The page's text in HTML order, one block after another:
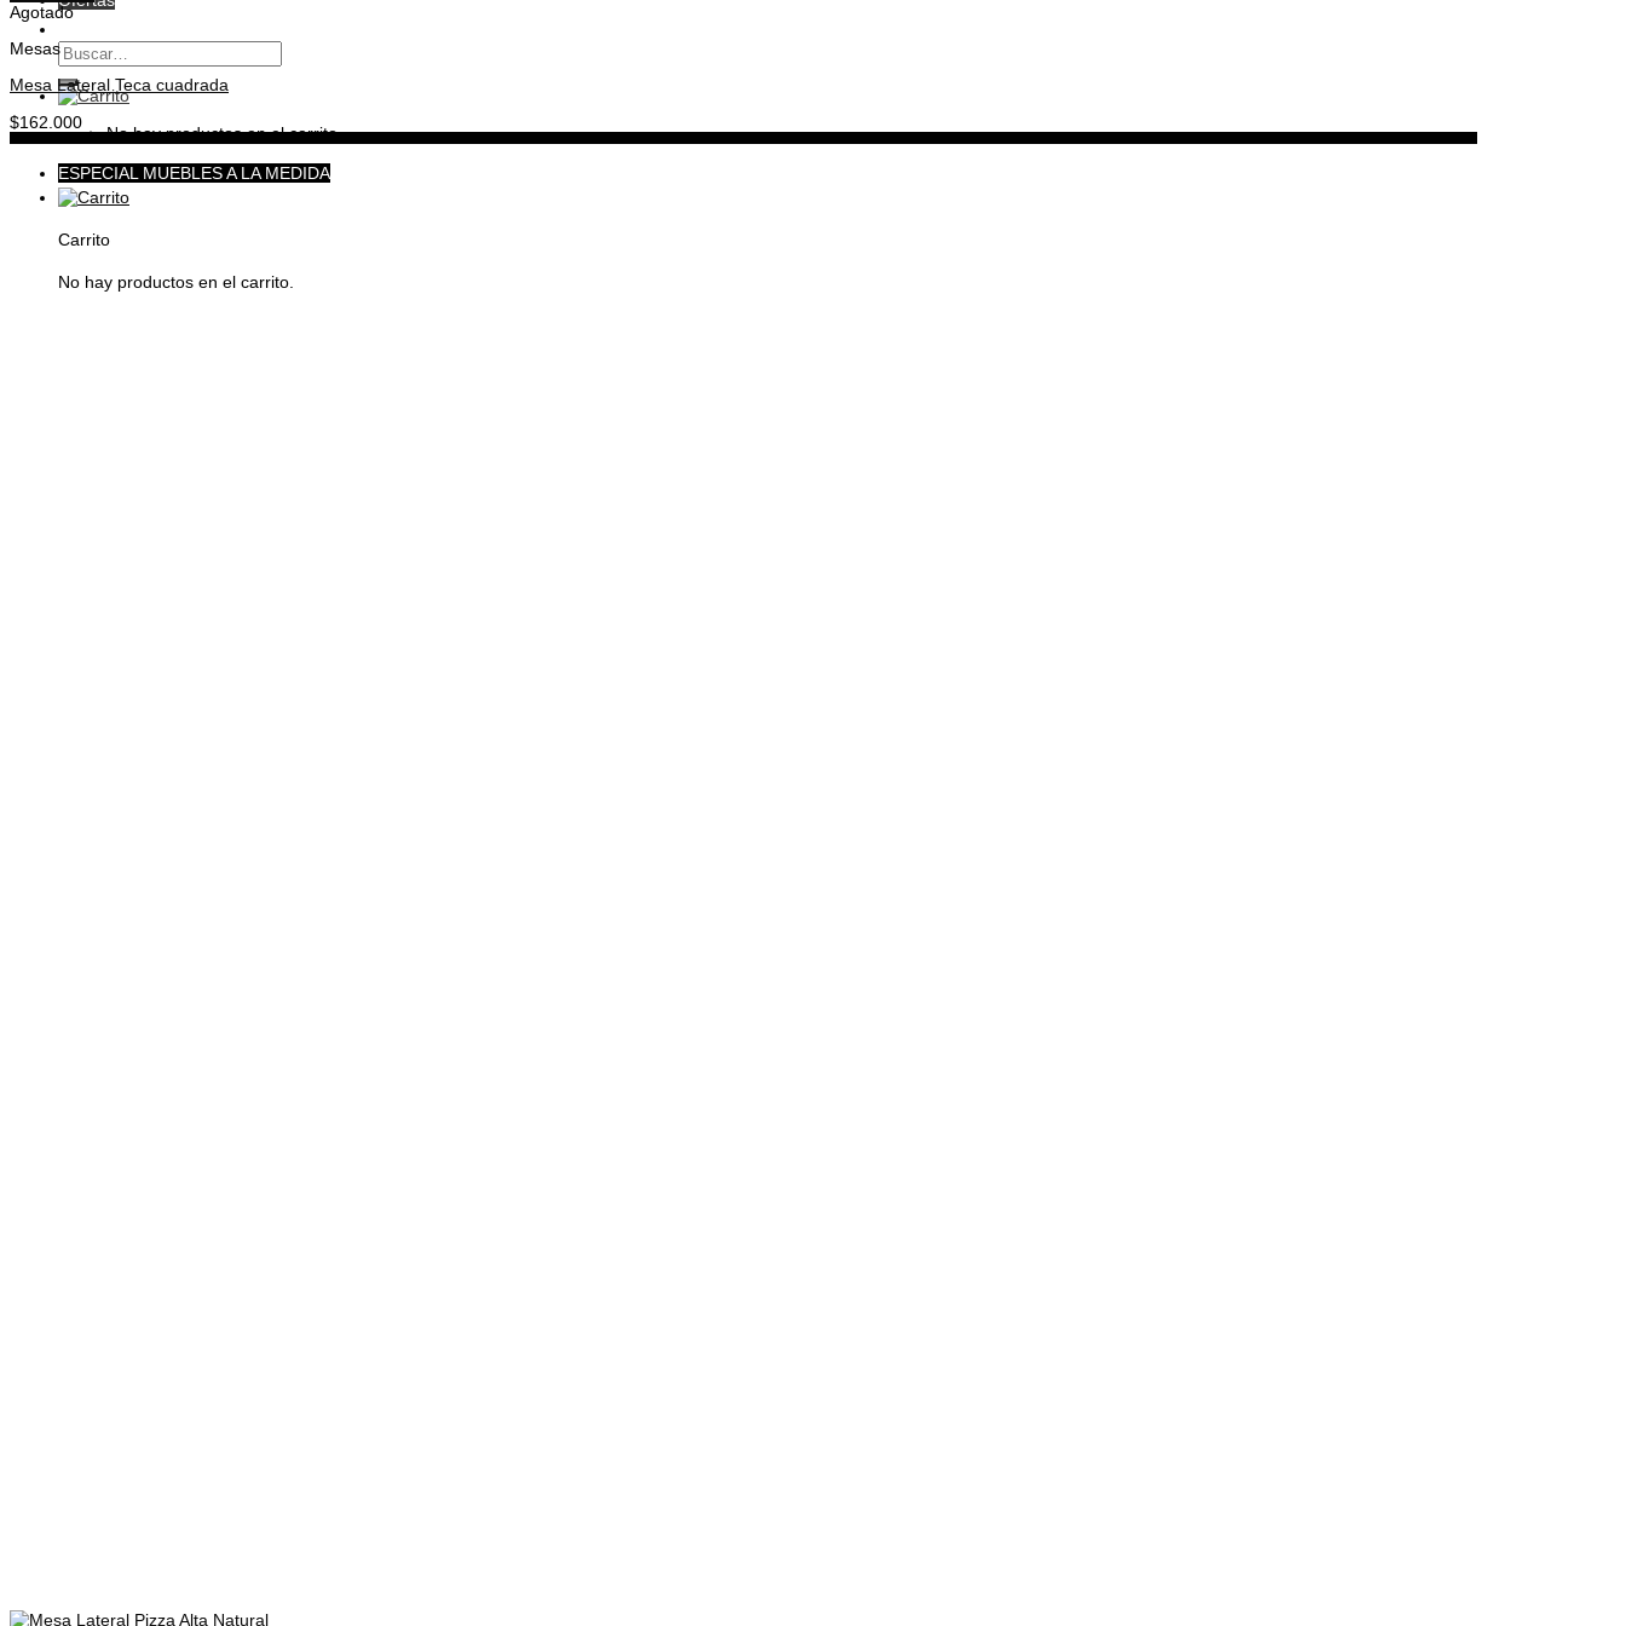
Buscar
por:
No hay productos en el carrito.
ESPECIAL MUEBLES A LA MEDIDA
Carrito
No hay productos en el carrito.
Agotado
Mesas
Mesa Lateral Teca cuadrada
$162.000